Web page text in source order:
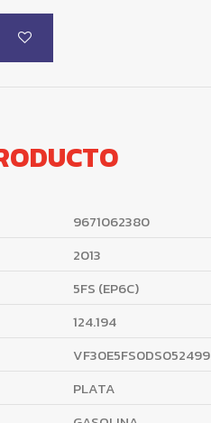
9671062380
2013
5FS (EP6C)
124.194
VF30E5FS0DS052499
PLATA